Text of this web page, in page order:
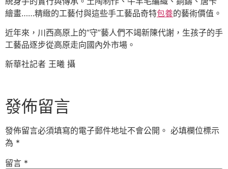
繪畫……精緻的工藝付與這些手工藝品奇特包養的藝術價值。
近年來，川西高原上的“守”藝人們不竭新陳代謝，生孩子的手
工藝品逐步從高原走向國內外市場。
新華社記者 王曦 攝
發佈留言
發佈留言必須填寫的電子郵件地址不會公開。 必填欄位標示
為 *
留言 *